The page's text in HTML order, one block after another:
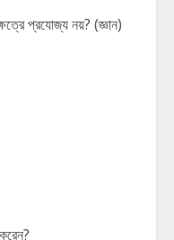
প্রযোজ্য নয়? (জ্ঞান)